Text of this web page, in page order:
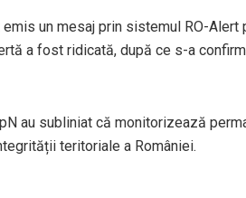
un mesaj prin sistemul RO-
a fost ridicată, după ce s-a
au subliniat că monitorizează
teritoriale a României.